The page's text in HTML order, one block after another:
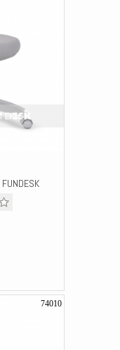
74010